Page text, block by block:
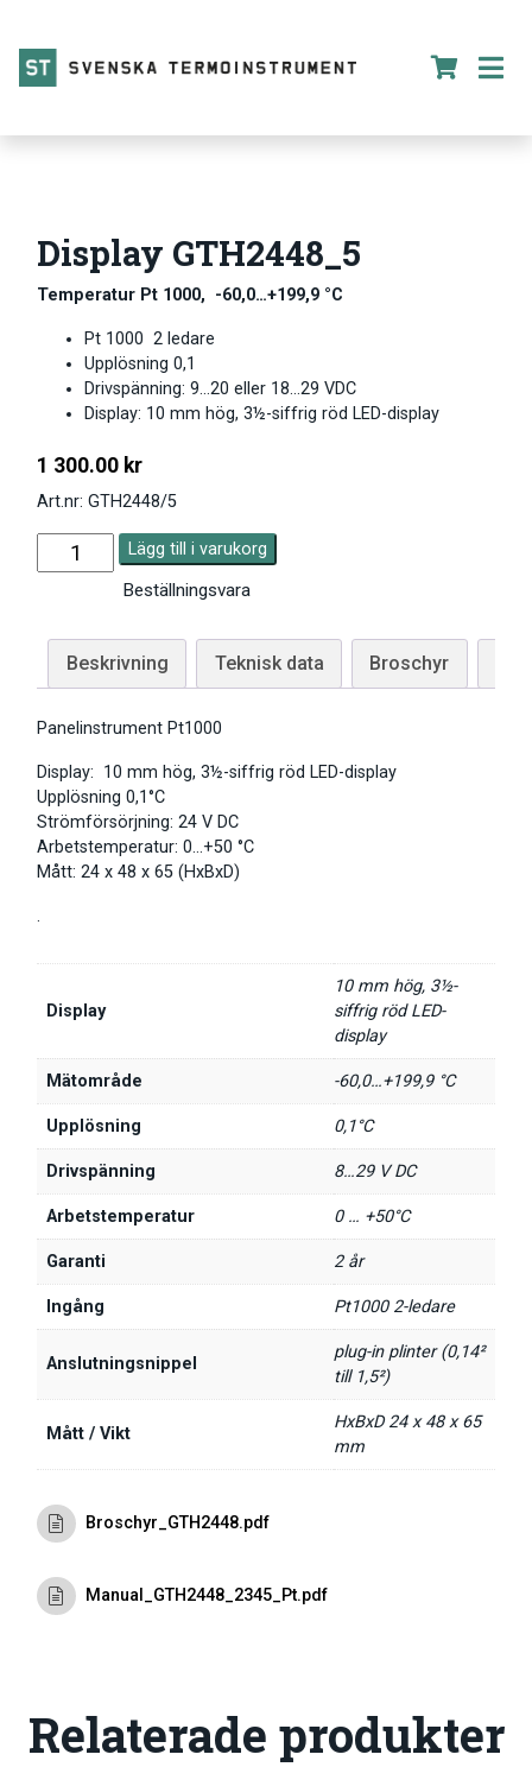
Display GTH2448_5
Temperatur Pt 1000, -60,0…+199,9 °C
Pt 1000 2 ledare
Upplösning 0,1
Drivspänning: 9…20 eller 18…29 VDC
Display: 10 mm hög, 3½-siffrig röd LED-display
1 300.00 kr
Art.nr: GTH2448/5
Lägg till i varukorg
Beställningsvara
Beskrivning Teknisk data Broschyr
Panelinstrument Pt1000
Display: 10 mm hög, 3½-siffrig röd LED-display
Upplösning 0,1°C
Strömförsörjning: 24 V DC
Arbetstemperatur: 0…+50 °C
Mått: 24 x 48 x 65 (HxBxD)
.
Display
10 mm hög, 3½-
siffrig röd LED-
display
Mätområde -60,0…+199,9 °C
Upplösning 0,1°C
Drivspänning 8…29 V DC
Arbetstemperatur 0 … +50°C
Garanti 2 år
Ingång Pt1000 2-ledare
Anslutningsnippel
plug-in plinter (0,14²
till 1,5²)
Mått / Vikt
HxBxD 24 x 48 x 65
mm
Broschyr_GTH2448.pdf
Manual_GTH2448_2345_Pt.pdf
Relaterade produkter